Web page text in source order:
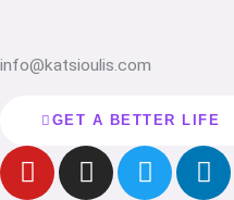
info@katsioulis.com
GET A BETTER LIFE
Y
o
I
n
T
w
L
i